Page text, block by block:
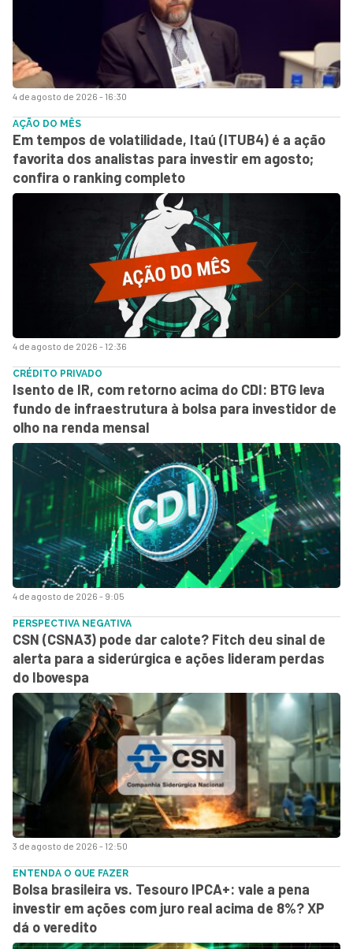
4 de agosto de 2026 - 16:30
4 de agosto de 2026 - 12:36
AÇÃO DO MÊS
Em tempos de volatilidade, Itaú (ITUB4) é a ação
favorita dos analistas para investir em agosto;
confira o ranking completo
4 de agosto de 2026 - 9:05
CRÉDITO PRIVADO
Isento de IR, com retorno acima do CDI: BTG leva
fundo de infraestrutura à bolsa para investidor de
olho na renda mensal
3 de agosto de 2026 - 12:50
PERSPECTIVA NEGATIVA
CSN (CSNA3) pode dar calote? Fitch deu sinal de
alerta para a siderúrgica e ações lideram perdas
do Ibovespa
ENTENDA O QUE FAZER
Bolsa brasileira vs. Tesouro IPCA+: vale a pena
investir em ações com juro real acima de 8%? XP
dá o veredito